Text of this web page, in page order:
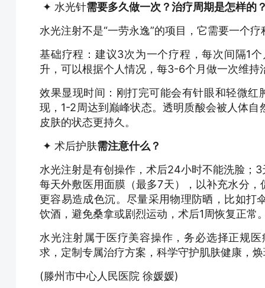
✦ 水光针需要多久做一次？治疗周期是怎样的
水光注射不是“一劳永逸”的项目，它需要一个
基础疗程：建议3次为一个疗程，每次间隔1
升，可以根据个人情况，每3-6个月做一次维持
效果显现时间：刚打完可能会有针眼和轻微
现，1-2周达到巅峰状态。透明质酸会被人体
皮肤的状态更持久。
✦ 术后护肤需注意什么？
水光注射是有创操作，术后24小时不能洗脸；
每天外敷医用面膜（最多7天），以补充水分
更容易造成色沉。尽量采用物理防晒，比如打
饮酒，避免桑拿或剧烈运动，术后1周恢复正常
水光注射属于医疗美容操作，务必选择正规
求，定制专属治疗方案，科学守护肌肤健康，
(滕州市中心人民医院 徐媛媛)